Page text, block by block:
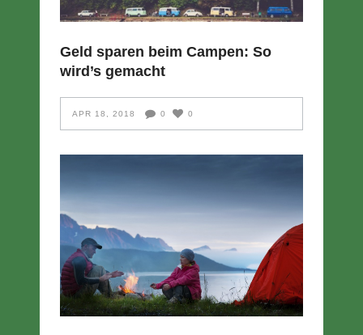
Geld sparen beim Campen: So
wird’s gemacht
APR 18, 2018 0 0